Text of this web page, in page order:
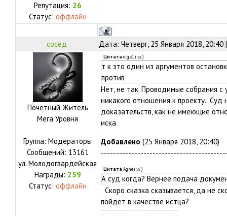
Репутация: 26
Статус: оффлайн
сосед Дата: Четверг, 25 Января 2018,
Почетный Житель
Мега Уровня
Группа: Модераторы
Сообщений: 13161
ул. Молодогвардейская
Награды: 259
Статус: оффлайн
Цитата olga1( )
т к это один из аргументов
против
Нет, не так. Проводимые собрания
никакого отношения к проекту. Суд
доказательств, как не имеющие
иска.
Добавлено (25 Января 2018, 20:40)
Цитата Agne( )
А суд когда? Вернее подача
Скоро сказка сказывается, да не
пойдет в качестве истца?